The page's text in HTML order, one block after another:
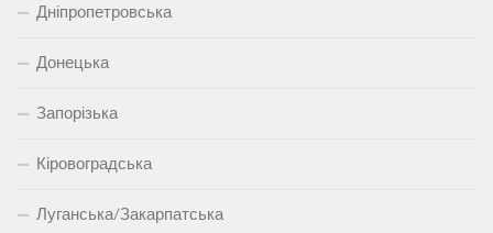
Дніпропетровська
Донецька
Запорізька
Кіровоградська
Луганська/Закарпатська